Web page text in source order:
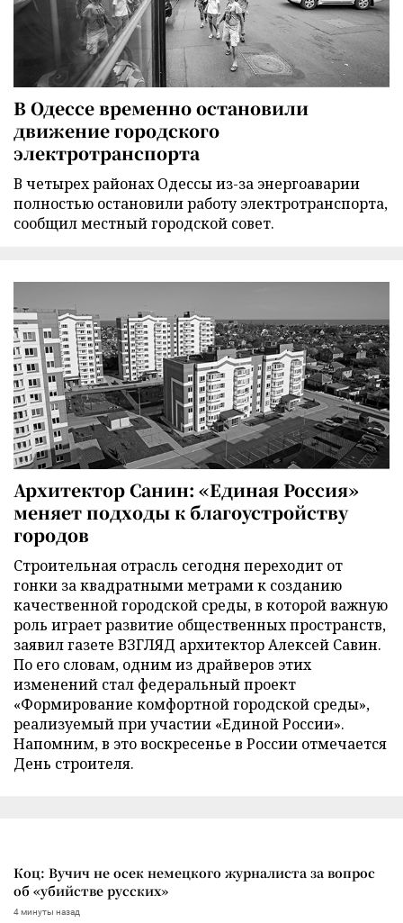
В Одессе временно остановили
движение городского
электротранспорта
В четырех районах Одессы из-за энергоаварии
полностью остановили работу электротранспорта,
сообщил местный городской совет.
Архитектор Санин: «Единая Россия»
меняет подходы к благоустройству
городов
Строительная отрасль сегодня переходит от
гонки за квадратными метрами к созданию
качественной городской среды, в которой важную
роль играет развитие общественных пространств,
заявил газете ВЗГЛЯД архитектор Алексей Савин.
По его словам, одним из драйверов этих
изменений стал федеральный проект
«Формирование комфортной городской среды»,
реализуемый при участии «Единой России».
Напомним, в это воскресенье в России отмечается
День строителя.
Коц: Вучич не осек немецкого журналиста за вопрос
об «убийстве русских»
4 минуты назад